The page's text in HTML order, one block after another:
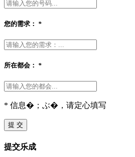
您的需求： *
所在都会： *
* 信息�；ぶ�，请定心填写
提 交
提交乐成